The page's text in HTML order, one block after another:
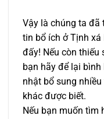
Vậy là chúng ta đã
tin bổ ích ở Tịnh xá
đấy! Nếu còn thiếu
bạn hãy để lại
nhật bổ sung
khác được biết.
Nếu bạn muốn tìm